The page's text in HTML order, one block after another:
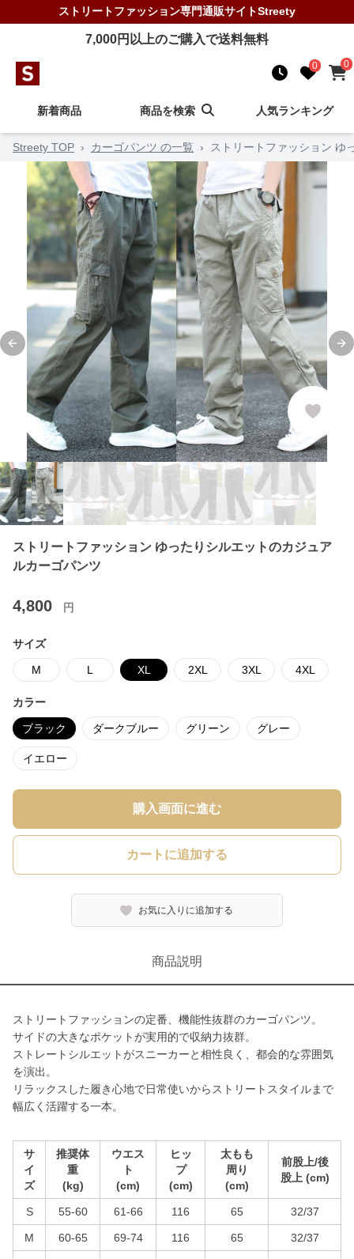
ストリートファッション専門通販サイトStreety
7,000円以上のご購入で送料無料
0 0
新着商品 商品を検索 人気ランキング
Streety TOP › カーゴパンツ の一覧 › ストリートファッション ゆ
Previous slide
ストリートファッション ゆったりシルエットのカジュア
ルカーゴパンツ
4,800 円
サイズ
M L XL 2XL 3XL 4XL
カラー
ブラック ダークブルー グリーン グレー
イエロー
購入画面に進む
カートに追加する
お気に入りに追加する
商品説明
ストリートファッションの定番、機能性抜群のカーゴパンツ。
サイドの大きなポケットが実用的で収納力抜群。
ストレートシルエットがスニーカーと相性良く、都会的な雰囲気
を演出。
リラックスした履き心地で日常使いからストリートスタイルまで
幅広く活躍する一本。
サ
イ
ズ
推奨体
重
(kg)
ウエス
ト
(cm)
ヒッ
プ
(cm)
太もも
周り
(cm)
前股上/後
股上 (cm)
S 55-60 61-66 116 65 32/37
M 60-65 69-74 116 65 32/37